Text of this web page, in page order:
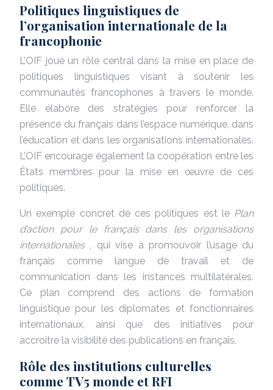
Politiques linguistiques de
l’organisation internationale de la
francophonie
L’OIF joue un rôle central dans la mise en place de
politiques linguistiques visant à soutenir les
communautés francophones à travers le monde.
Elle élabore des stratégies pour renforcer la
présence du français dans l’espace numérique, dans
l’éducation et dans les organisations internationales.
L’OIF encourage également la coopération entre les
États membres pour la mise en œuvre de ces
politiques.
Un exemple concret de ces politiques est le Plan
d’action pour le français dans les organisations
internationales
, qui vise à promouvoir l’usage du
français comme langue de travail et de
communication dans les instances multilatérales.
Ce plan comprend des actions de formation
linguistique pour les diplomates et fonctionnaires
internationaux, ainsi que des initiatives pour
accroître la visibilité des publications en français.
Rôle des institutions culturelles
comme TV5 monde et RFI